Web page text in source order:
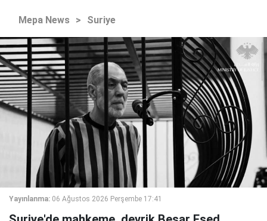
Mepa News > Suriye
Yayınlanma: 06 Ağustos 2026 Perşembe 17:41